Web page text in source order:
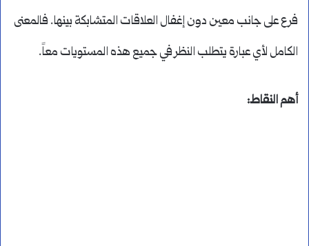
فرع على جانب معين دون إغفال العلاقات المتشابكة بينها. فالمعنى
الكامل لأي عبارة يتطلب النظر في جميع هذه المستويات معاً.
أهم النقاط: